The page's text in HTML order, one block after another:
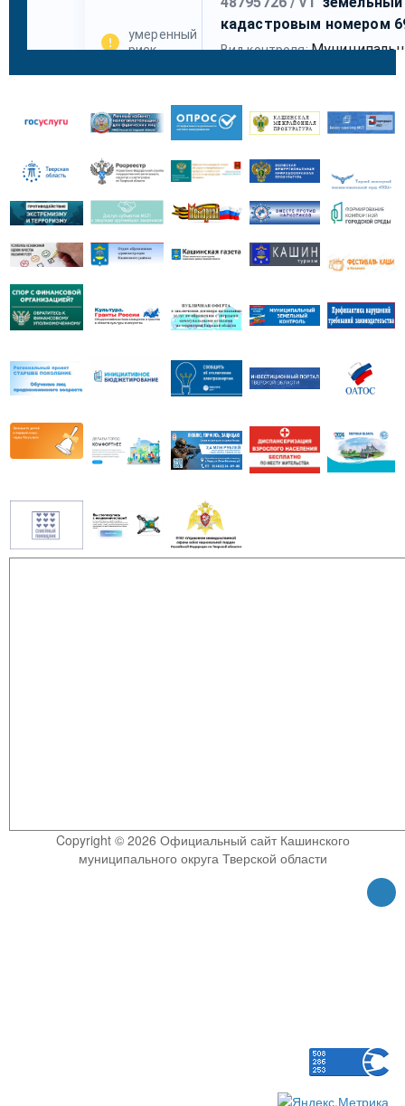
Copyright © 2026 Официальный сайт Кашинского
муниципального округа Тверской области